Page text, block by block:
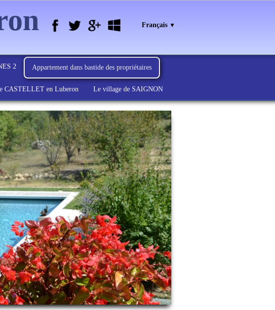
Français ▼
2 Appartement dans bastide des propriétaires
CASTELLET en Luberon Le village de SAIGNON